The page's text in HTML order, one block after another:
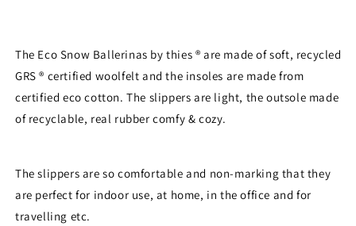
The Eco Snow Ballerinas by thies ® are made of soft, recycled
GRS ® certified woolfelt and the insoles are made from
certified eco cotton. The slippers are light, the outsole made
of recyclable, real rubber comfy & cozy.
The slippers are so comfortable and non-marking that they
are perfect for indoor use, at home, in the office and for
travelling etc.
Login required
and view your previously saved items.